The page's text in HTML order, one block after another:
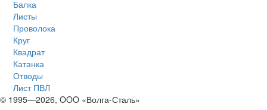
Балка
Листы
Проволока
Круг
Квадрат
Катанка
Отводы
Лист ПВЛ
© 1995—2026, OOO «Волга-Сталь»